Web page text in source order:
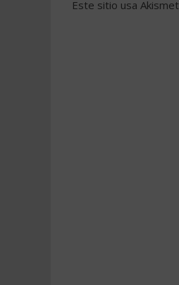
Este sitio usa